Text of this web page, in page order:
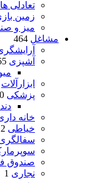
تعادلی ها
زمین
میز و
مشاغل 464
آشپزی
ابزارآلات
پزشکی
خانه
خیاطی
صندوق
نجاری 1